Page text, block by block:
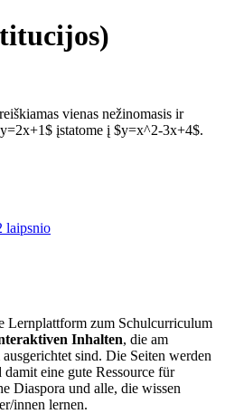
vienas nežinomasis ir
įstatome į $y=x^2-3x+4$.
laipsnio
Lernplattform zum Schulcurriculum
Inhalten, die am
sind. Die Seiten werden
eine gute Ressource für
Diaspora und alle, die wissen
innen lernen.